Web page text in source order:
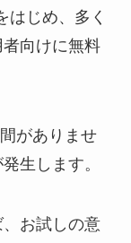
はじめ、多く
向けに無料
がありませ
生します。
お試しの意